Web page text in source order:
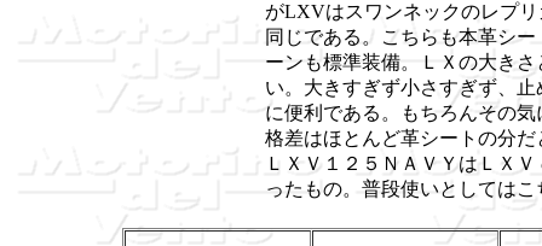
がLXVはスワンネックのレプ
同じである。こちらも本革シ
ーンも標準装備。ＬＸの大き
い。大きすぎず小さすぎず、
に便利である。もちろんその
格差はほとんど革シートの分
ＬＸＶ１２５ＮＡＶＹはＬＸ
ったもの。普段使いとしては